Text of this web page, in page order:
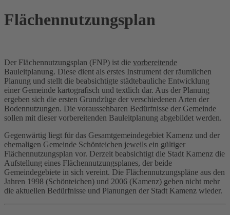
Flächennutzungsplan
Der Flächennutzungsplan (FNP) ist die vorbereitende
Bauleitplanung. Diese dient als erstes Instrument der räumlichen
Planung und stellt die beabsichtigte städtebauliche Entwicklung
einer Gemeinde kartografisch und textlich dar. Aus der Planung
ergeben sich die ersten Grundzüge der verschiedenen Arten der
Bodennutzungen. Die voraussehbaren Bedürfnisse der Gemeinde
sollen mit dieser vorbereitenden Bauleitplanung abgebildet werden.
Gegenwärtig liegt für das Gesamtgemeindegebiet Kamenz und der
ehemaligen Gemeinde Schönteichen jeweils ein gültiger
Flächennutzungsplan vor. Derzeit beabsichtigt die Stadt Kamenz die
Aufstellung eines Flächennutzungsplanes, der beide
Gemeindegebiete in sich vereint. Die Flächennutzungspläne aus den
Jahren 1998 (Schönteichen) und 2006 (Kamenz) geben nicht mehr
die aktuellen Bedürfnisse und Planungen der Stadt Kamenz wieder.